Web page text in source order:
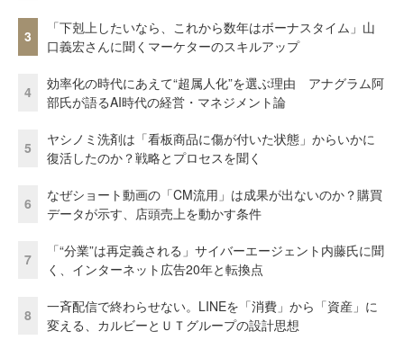
3
「下剋上したいなら、これから数年はボーナスタイム」山
口義宏さんに聞くマーケターのスキルアップ
4
効率化の時代にあえて“超属人化”を選ぶ理由 アナグラム阿
部氏が語るAI時代の経営・マネジメント論
5
ヤシノミ洗剤は「看板商品に傷が付いた状態」からいかに
復活したのか？戦略とプロセスを聞く
6
なぜショート動画の「CM流用」は成果が出ないのか？購買
データが示す、店頭売上を動かす条件
7
「“分業”は再定義される」サイバーエージェント内藤氏に聞
く、インターネット広告20年と転換点
8
一斉配信で終わらせない。LINEを「消費」から「資産」に
変える、カルビーとＵＴグループの設計思想